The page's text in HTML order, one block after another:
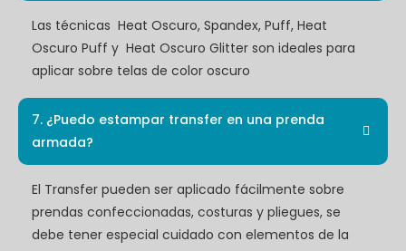
Las técnicas Heat Oscuro, Spandex, Puff, Heat
Oscuro Puff y Heat Oscuro Glitter son ideales para
aplicar sobre telas de color oscuro
7. ¿Puedo estampar transfer en una prenda
armada?
El Transfer pueden ser aplicado fácilmente sobre
prendas confeccionadas, costuras y pliegues, se
debe tener especial cuidado con elementos de la